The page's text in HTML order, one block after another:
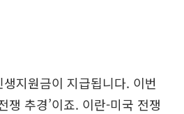
지원금이 지급됩니다. 이번
쟁 추경’이죠. 이란-미국 전쟁